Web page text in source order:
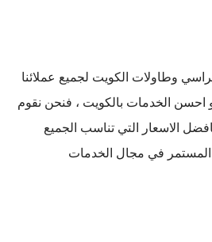
وطاولات الكويت لجميع عملائنا
احسن الخدمات بالكويت ، فنحن نقوم
الاسعار التي تناسب الجميع
في مجال الخدمات